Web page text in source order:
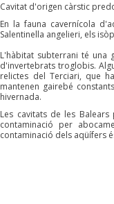
Cavitat d'origen càrstic
En la fauna cavernícola
Salentinella angelieri, els
L'hàbitat subterrani té una
d'invertebrats troglobis.
relictes del Terciari, que
mantenen gairebé
hivernada.
Les cavitats de les
contaminació per
contaminació dels aqüífers